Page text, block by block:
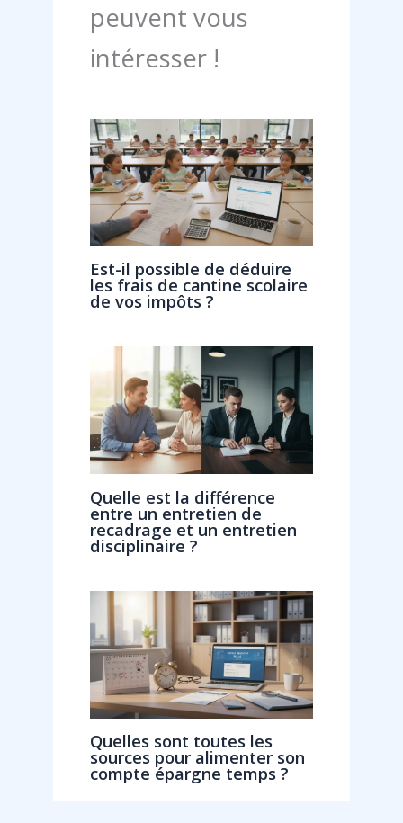
peuvent vous
intéresser !
Est-il possible de déduire
les frais de cantine scolaire
de vos impôts ?
Quelle est la différence
entre un entretien de
recadrage et un entretien
disciplinaire ?
Quelles sont toutes les
sources pour alimenter son
compte épargne temps ?